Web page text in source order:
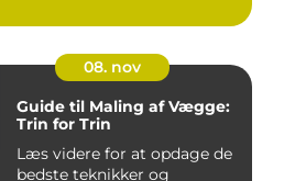
08. nov
Guide til Maling af Vægge:
Trin for Trin
Læs videre for at opdage de
bedste teknikker og